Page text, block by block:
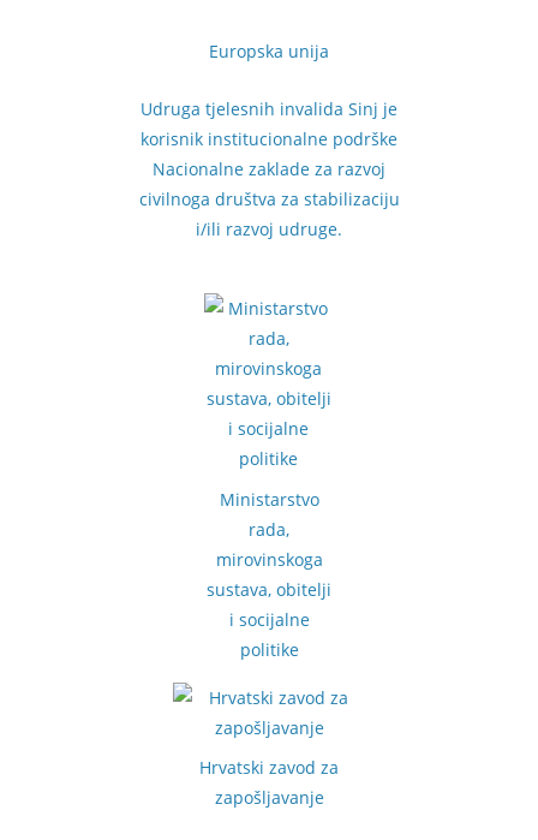
Europska unija
Udruga tjelesnih invalida Sinj je
korisnik institucionalne podrške
Nacionalne zaklade za razvoj
civilnoga društva za stabilizaciju
i/ili razvoj udruge.
Ministarstvo
rada,
mirovinskoga
sustava, obitelji
i socijalne
politike
Hrvatski zavod za
zapošljavanje